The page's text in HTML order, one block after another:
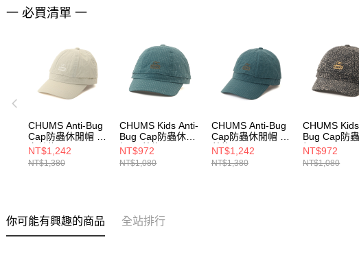
一 必買清單 一
CHUMS Anti-Bug
Cap防蟲休閒帽 淺
卡其綠
CH051461M126
NT$1,242
NT$1,380
CHUMS Kids Anti-
Bug Cap防蟲休閒
帽 深藍綠
CH251084T035
NT$972
NT$1,080
CHUMS Anti-Bug
Cap防蟲休閒帽 深
藍綠
CH051461T035
NT$1,242
NT$1,380
CHUMS
Bug Cap防
帽 Archive
NT$972
NT$1,080
你可能有興趣的商品 全站排行